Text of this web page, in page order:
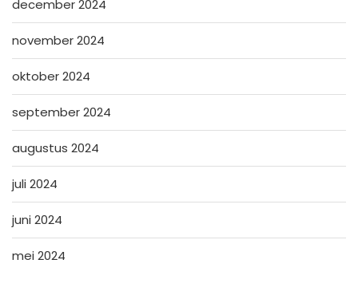
december 2024
november 2024
oktober 2024
september 2024
augustus 2024
juli 2024
juni 2024
mei 2024